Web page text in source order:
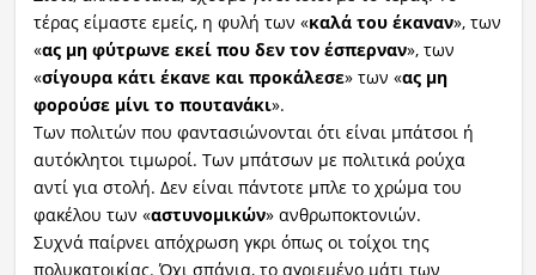
τέρας είμαστε εμείς, η φυλή των «καλά του έκαναν», των
«ας μη φύτρωνε εκεί που δεν τον έσπερναν», των
«σίγουρα κάτι έκανε και προκάλεσε» των «ας μη
φορούσε μίνι το πουτανάκι».
Των πολιτών που φαντασιώνονται ότι είναι μπάτσοι ή
αυτόκλητοι τιμωροί. Των μπάτσων με πολιτικά ρούχα
αντί για στολή. Δεν είναι πάντοτε μπλε το χρώμα του
φακέλου των «αστυνομικών» ανθρωποκτονιών.
Συχνά παίρνει απόχρωση γκρι όπως οι τοίχοι της
πολυκατοικίας. Όχι σπάνια, το αγριεμένο μάτι των